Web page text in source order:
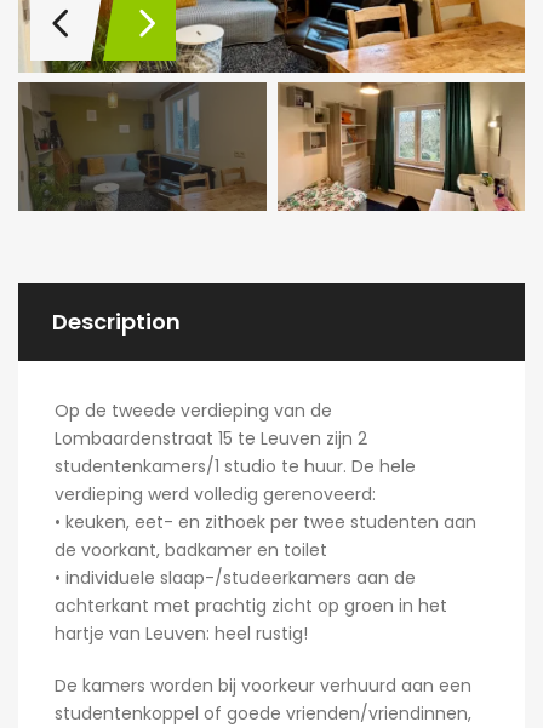
Description
Op de tweede verdieping van de
Lombaardenstraat 15 te Leuven zijn 2
studentenkamers/1 studio te huur. De hele
verdieping werd volledig gerenoveerd:
• keuken, eet- en zithoek per twee studenten aan
de voorkant, badkamer en toilet
• individuele slaap-/studeerkamers aan de
achterkant met prachtig zicht op groen in het
hartje van Leuven: heel rustig!
De kamers worden bij voorkeur verhuurd aan een
studentenkoppel of goede vrienden/vriendinnen,